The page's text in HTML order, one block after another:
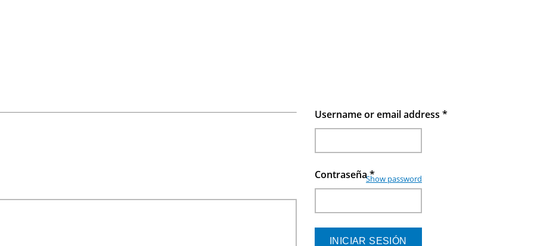
Username or email address *
Contraseña*
Show password